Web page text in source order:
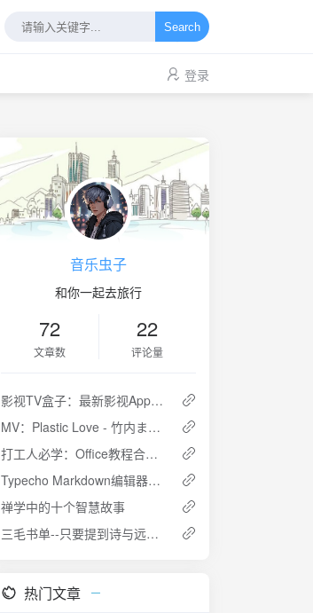
Search
登录
音乐虫子
和你一起去旅行
72
文章数
22
评论量
影视TV盒子：最新影视App特别版，安卓+TV双端可用，内置源和播放源均有
MV：Plastic Love - 竹内まりや (竹内玛利亚)
打工人必学：Office教程合集，Office2016教程，PPT，Word，Excel初级进阶教程
Typecho Markdown编辑器粘贴剪贴板图片插件：PasteImage
禅学中的十个智慧故事
三毛书单--只要提到诗与远方，喜欢读书的人一定会想到三毛。每一个向往自由的灵魂，都应该读一读三毛
热门文章